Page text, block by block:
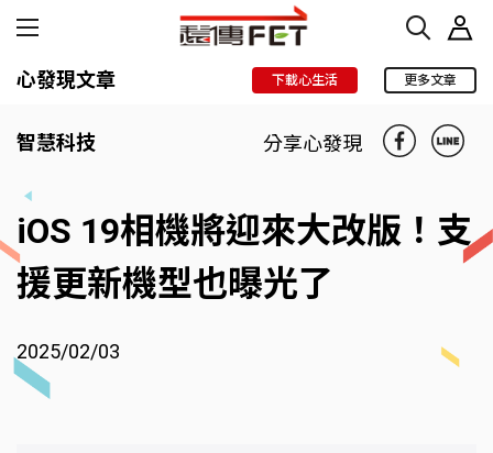
心發現文章 下載心生活 更多文章
智慧科技 分享心發現
iOS 19相機將迎來大改版！支
援更新機型也曝光了
2025/02/03